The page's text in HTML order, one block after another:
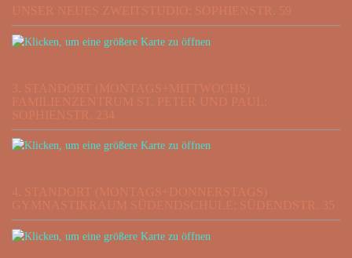
UNSER NEUES ZWEITSTUDIO: SOPHIENSTR. 59
3. STANDORT (MONTAGS+MITTWOCHS)
FAMILIENZENTRUM ST. PETER UND PAUL:
SOPHIENSTR. 234
4. STANDORT (MONTAGS+DONNERSTAGS)
GYMNASTIKRAUM SÜDENDSCHULE: SÜDENDSTR. 35